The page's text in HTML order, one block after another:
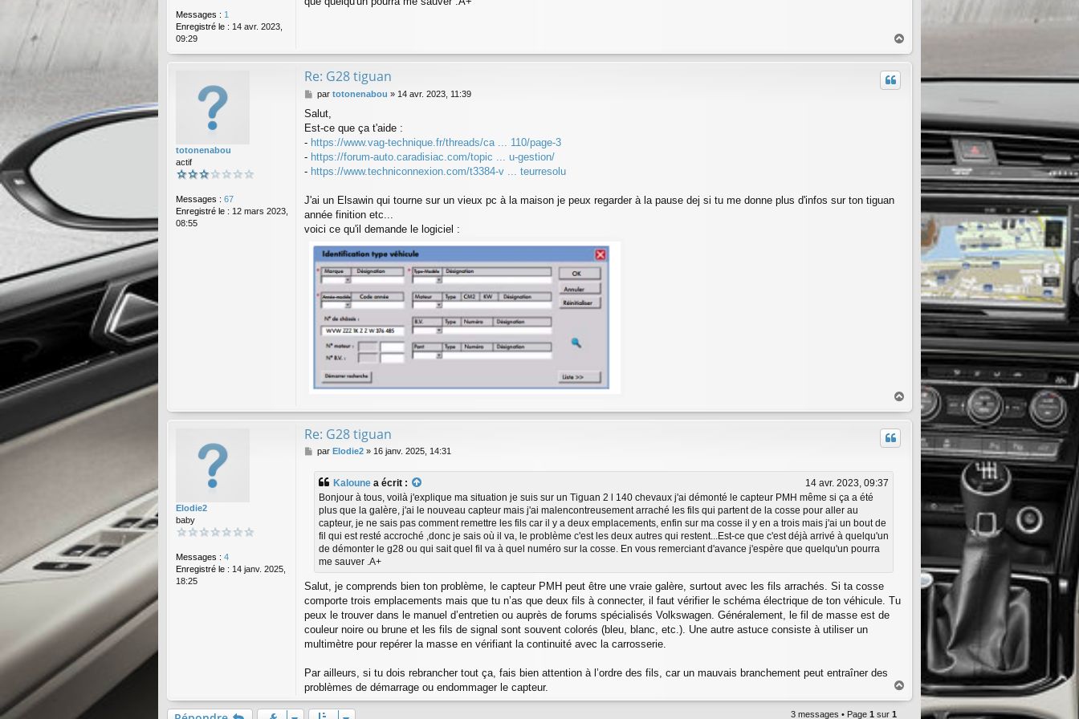
Messages : 1
Enregistré le : 14 avr. 2023,
09:29
a
u
totonenabou
actif
Messages : 67
Enregistré le : 12 mars 2023,
08:55
Re: G28 tiguan
M
s
s
a
g
par totonenabou » 14 avr. 2023, 11:39
Salut,
Est-ce que ça t'aide :
- https://www.vag-technique.fr/threads/ca ... 110/page-3
- https://forum-auto.caradisiac.com/topic ... u-gestion/
- https://www.techniconnexion.com/t3384-v ... teurresolu
J'ai un Elsawin qui tourne sur un vieux pc à la maison je peux regarder à la pause dej si tu me donne plus d'infos sur ton tiguan
année finition etc...
voici ce qu'il demande le logiciel :
a
u
Elodie2
baby
Messages : 4
Enregistré le : 14 janv. 2025,
18:25
Re: G28 tiguan
M
s
par Elodie2» 16 janv. 2025, 14:31
Kaloune a écrit :
14 avr. 2023, 09:37
Bonjour à tous, voilà j'explique ma situation je suis sur un Tiguan 2 l 140 chevaux j'ai démonté le capteur PMH même si ça a été
plus que la galère, j'ai le nouveau capteur mais j'ai malencontreusement arraché les fils qui partent de la cosse pour aller au
capteur, je ne sais pas comment remettre les fils car il y a deux emplacements, enfin sur ma cosse il y en a trois mais j'ai un bout de
fil qui est resté accroché ,donc je sais où il va, le problème c'est les deux autres qui restent...Est-ce que c'est déjà arrivé à quelqu'un
de démonter le g28 ou qui sait quel fil va à quel numéro sur la cosse. En vous remerciant d'avance j'espère que quelqu'un pourra
me sauver .A+
Salut, je comprends bien ton problème, le capteur PMH peut être une vraie galère, surtout avec les fils arrachés. Si ta cosse
comporte trois emplacements mais que tu n’as que deux fils à connecter, il faut vérifier le schéma électrique de ton véhicule. Tu
peux le trouver dans le manuel d’entretien ou auprès de forums spécialisés Volkswagen. Généralement, le fil de masse est de
couleur noire ou brune et les fils de signal sont souvent colorés (bleu, blanc, etc.). Une autre astuce consiste à utiliser un
multimètre pour repérer la masse en vérifiant la continuité avec la carrosserie.
Par ailleurs, si tu dois rebrancher tout ça, fais bien attention à l’ordre des fils, car un mauvais branchement peut entraîner des
problèmes de démarrage ou endommager le capteur.
a
3 messages • Page 1 sur 1